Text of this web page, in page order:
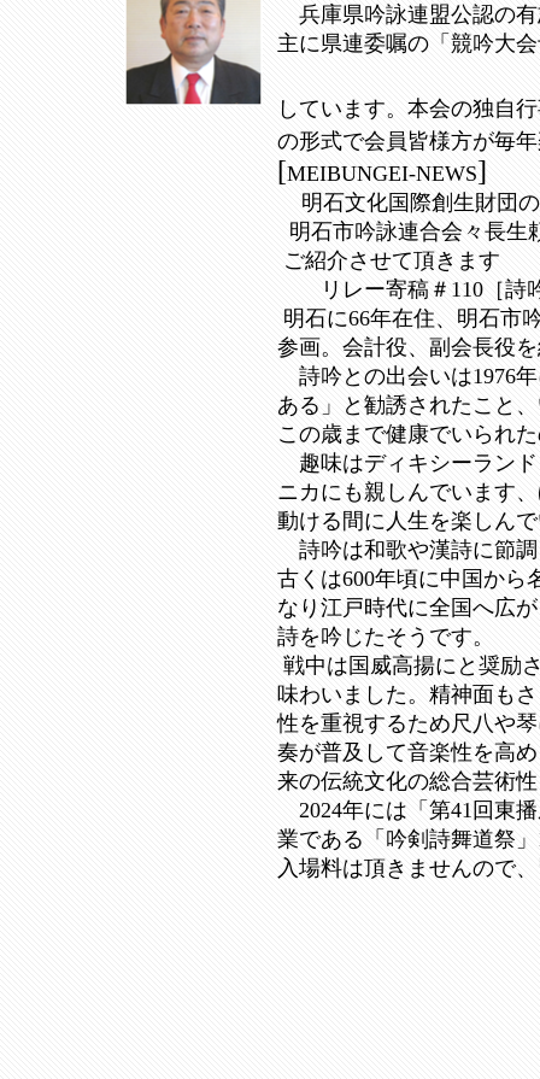
兵庫県吟詠連盟公認の有
主に県連委嘱の「競吟大
しています。本会の独自
の形式で会員皆様方が毎
[MEIBUNGEI-NEWS]
明石文化国際創生財団の
明石市吟詠連合会々長生
ご紹介させて頂きます
リレー寄稿＃110［詩吟
明石に66年在住、明石市
参画。会計役、副会長役
詩吟との出会いは1976
ある」と勧誘されたこと
この歳まで健康でいられ
趣味はディキシーラン
ニカにも親しんでいます
動ける間に人生を楽しん
詩吟は和歌や漢詩に節
古くは600年頃に中国から
なり江戸時代に全国へ広
詩を吟じたそうです。
戦中は国威高揚にと奨励
味わいました。精神面も
性を重視するため尺八や
奏が普及して音楽性を高
来の伝統文化の総合芸術
2024年には「第41回東
業である「吟剣詩舞道祭
入場料は頂きませんので